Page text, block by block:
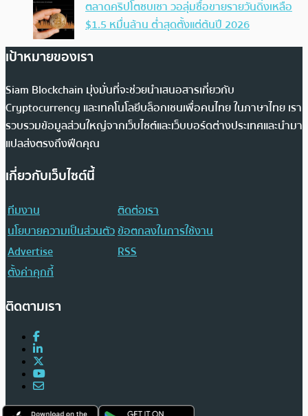
ตลาดคริปโตซบเซา วอลุ่มซื้อขายรายวันดิ่งเหลือ
$1.5 หมื่นล้าน ต่ำสุดตั้งแต่ต้นปี 2026
เป้าหมายของเรา
Siam Blockchain มุ่งมั่นที่จะช่วยนำเสนอสารเกี่ยวกับ
Cryptocurrency และเทคโนโลยีบล็อกเชนเพื่อคนไทย ในภาษาไทย เรา
รวบรวมข้อมูลส่วนใหญ่จากเว็บไซต์และเว็บบอร์ดต่างประเทศและนำมา
แปลส่งตรงถึงฟีดคุณ
เกี่ยวกับเว็บไซต์นี้
ทีมงาน
ติดต่อเรา
นโยบายความเป็นส่วนตัวข้อตกลงในการใช้งาน
Advertise
RSS
ตั้งค่าคุกกี้
ติดตามเรา